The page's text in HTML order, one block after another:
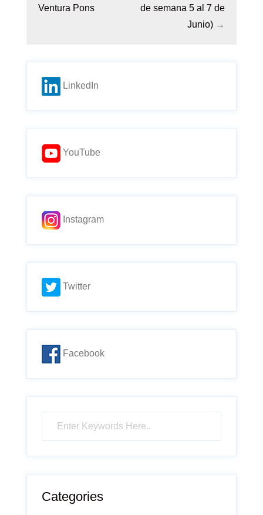
Ventura Pons
de semana 5 al 7 de
Junio) →
LinkedIn
YouTube
Instagram
Twitter
Facebook
Categories